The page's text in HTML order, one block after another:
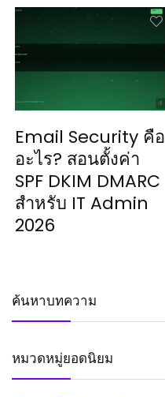
Email Security คือ
อะไร? สอนตั้งค่า
SPF DKIM DMARC
สำหรับ IT Admin
2026
ค้นหาบทความ
หมวดหมู่ยอดนิยม